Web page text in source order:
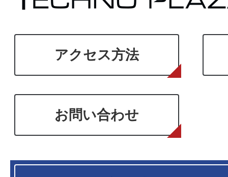
アクセス方法
お問い合わせ